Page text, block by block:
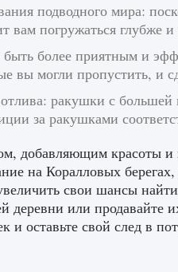
подводного мира:
вам погружаться глубже
более приятным и
могли пропустить, и
ракушки с
за ракушками
добавляющим красоты
на Коралловых
свои шансы
или продавайте
и оставьте свой след в